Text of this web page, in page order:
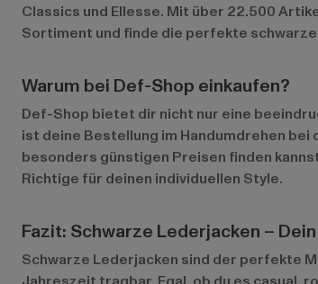
Classics und Ellesse. Mit über 22.500
Sortiment und finde die perfekte
Warum bei Def-Shop einkaufen?
Def-Shop bietet dir nicht nur eine
ist deine Bestellung im Handumdrehen
besonders günstigen Preisen finden
Richtige für deinen individuellen Style.
Fazit: Schwarze Lederjacken –
Schwarze Lederjacken sind der perfekte